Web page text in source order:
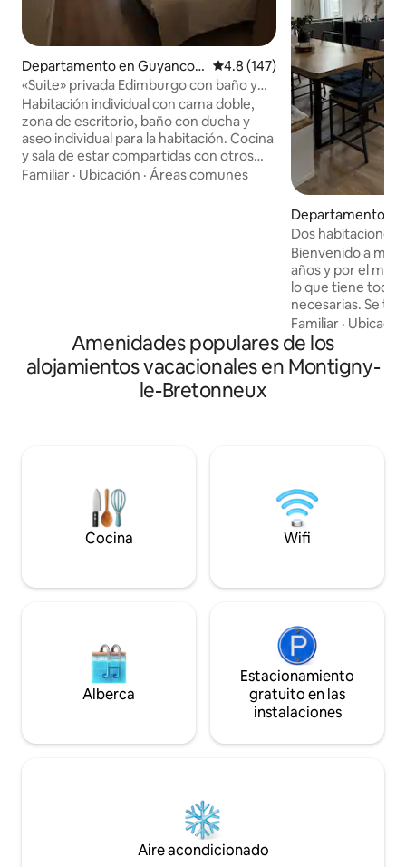
Departamento en Guyancou
rt
Calificación promedio: 4.8 de
4.8 (147)
«Suite» privada Edimburgo con baño y
aseo individuales
Habitación individual con cama doble,
zona de escritorio, baño con ducha y
aseo individual para la habitación. Cocina
y sala de estar compartidas con otros
inquilinos. Otras dos habitaciones en
Familiar · Ubicación · Áreas comunes
Departamento
e-Bretonneux
Dos habitaciones
+ sofá cama)
Bienvenido a mi
años y por el
lo que tiene
necesarias. Se trata de un apartamento
de dos
matrimonio y un
matrimonio de calidad. Balcón
al sur Entorno muy tranquilo. Estación
ascensor
Familiar ·
Amenidades populares de los
alojamientos vacacionales en Montigny-
le-Bretonneux
Cocina Wifi
Alberca
Estacionamiento
gratuito en las
instalaciones
Aire acondicionado